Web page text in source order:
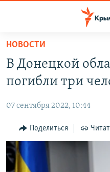
Вернуться
основному
содержанию
навигации
Вернутся
поиску
СПЕЦПРОЕКТЫ
КАРТА ВОЕННЫХ ОБЪЕКТОВ
11 ЛЕТ ОККУПАЦИИ КРЫМА.
ИСТОРИЯ
ЕЩЕ
ИНФОГРАФИКА
РАДІО СВОБОДА
КАК ОБОЙТИ
НОВОСТИ
В Донецкой
погибли три
07 сентября 2022, 10:44
Поделиться